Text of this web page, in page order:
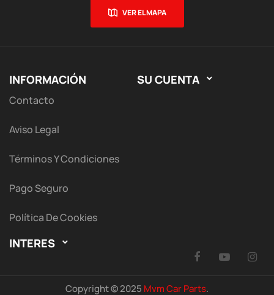
VER EL MAPA
INFORMACIÓN
Contacto
Aviso Legal
Términos Y Condiciones
Pago Seguro
Política De Cookies
SU CUENTA 
INTERES 
Facebook
Copyright © 2025 Mvm Car Parts.